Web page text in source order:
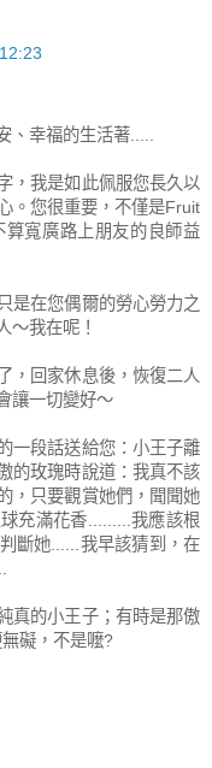
、幸福的生活著.....
，我是如此佩服您長久以
。您很重要，不僅是Fruit
寬廣路上朋友的良師益
是在您偶爾的勞心勞力之
～我在呢！
，回家休息後，恢復二人
讓一切變好～
一段話送給您：小王子離
的玫瑰時說道：我真不該
，只要觀賞她們，聞聞她
充滿花香.........我應該根
斷她......我早該猜到，在
真的小王子；有時是那傲
礙，不是嚒?